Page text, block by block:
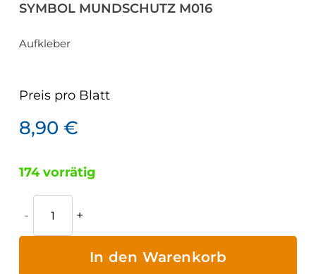
SYMBOL MUNDSCHUTZ M016
Aufkleber
Preis pro Blatt
8,90 €
174 vorrätig
Mundschutz
M016
In den Warenkorb